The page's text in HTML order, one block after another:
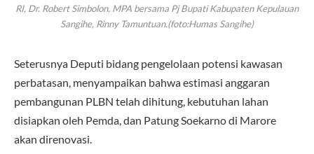
RI, Dr. Robert Simbolon, MPA bersama Pj Bupati Kabupaten Kepulauan
Sangihe, Rinny Tamuntuan.(foto:Humas Sangihe)
Seterusnya Deputi bidang pengelolaan potensi kawasan
perbatasan, menyampaikan bahwa estimasi anggaran
pembangunan PLBN telah dihitung, kebutuhan lahan
disiapkan oleh Pemda, dan Patung Soekarno di Marore
akan direnovasi.